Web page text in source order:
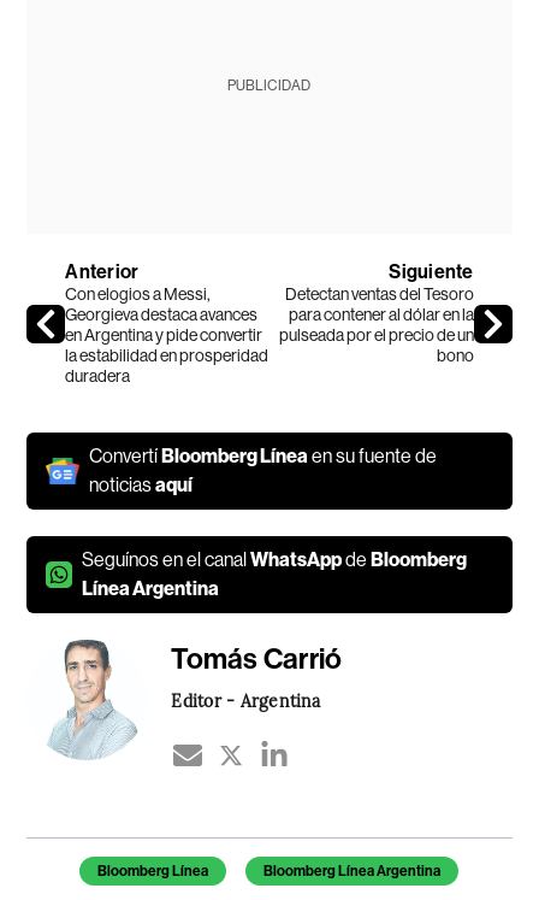
PUBLICIDAD
Anterior
Con elogios a Messi,
Georgieva destaca avances
en Argentina y pide convertir
la estabilidad en prosperidad
duradera
Siguiente
Detectan ventas del Tesoro
para contener al dólar en la
pulseada por el precio de un
bono
ConvertíBloomberg Líneaen su fuente de
noticiasaquí
Seguínos en el canalWhatsAppdeBloomberg
Línea Argentina
Tomás Carrió
Editor - Argentina
Temas de este artículo
Bloomberg Línea Bloomberg Línea Argentina